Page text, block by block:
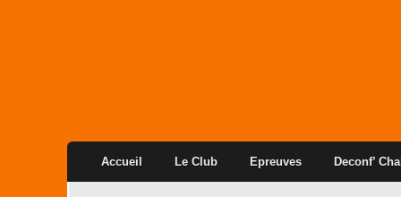
Accueil Le Club Epreuves Deconf’